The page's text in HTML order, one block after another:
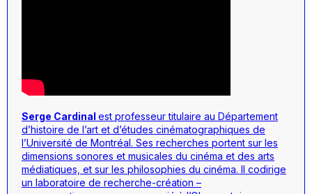
Serge Cardinal est professeur titulaire au Département
d’histoire de l’art et d’études cinématographiques de
l’Université de Montréal. Ses recherches portent sur les
dimensions sonores et musicales du cinéma et des arts
médiatiques, et sur les philosophies du cinéma. Il codirige
un laboratoire de recherche-création –